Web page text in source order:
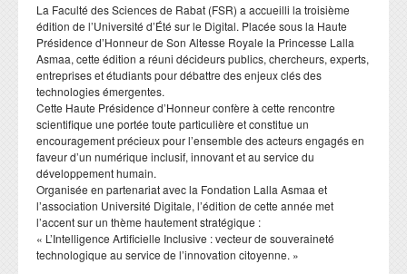
​La Faculté des Sciences de Rabat (FSR) a accueilli la troisième
édition de l’Université d’Été sur le Digital. Placée sous la Haute
Présidence d’Honneur de Son Altesse Royale la Princesse Lalla
Asmaa, cette édition a réuni décideurs publics, chercheurs, experts,
entreprises et étudiants pour débattre des enjeux clés des
technologies émergentes.
​Cette Haute Présidence d’Honneur confère à cette rencontre
scientifique une portée toute particulière et constitue un
encouragement précieux pour l’ensemble des acteurs engagés en
faveur d’un numérique inclusif, innovant et au service du
développement humain.
​Organisée en partenariat avec la Fondation Lalla Asmaa et
l’association Université Digitale, l’édition de cette année met
l’accent sur un thème hautement stratégique :
​« L’Intelligence Artificielle Inclusive : vecteur de souveraineté
technologique au service de l’innovation citoyenne. »